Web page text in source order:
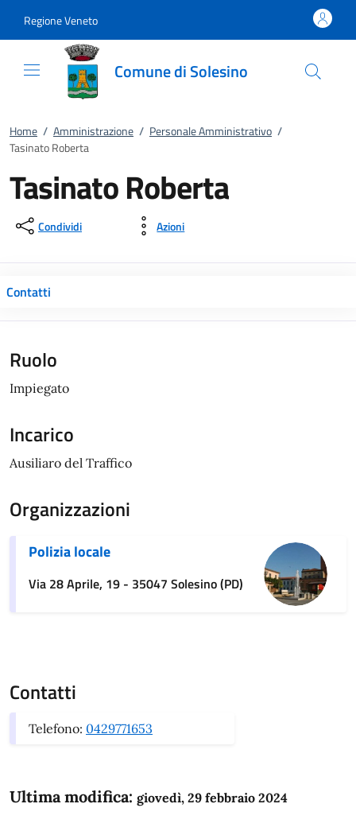
Regione Veneto
Comune di Solesino
Home / Amministrazione / Personale Amministrativo /
Tasinato Roberta
Tasinato Roberta
Condividi Azioni
Contatti
Ruolo
Impiegato
Incarico
Ausiliaro del Traffico
Organizzazioni
Polizia locale
Via 28 Aprile, 19 - 35047 Solesino (PD)
Contatti
Telefono: 0429771653
Ultima modifica: giovedì, 29 febbraio 2024